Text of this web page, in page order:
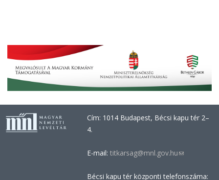
Cím: 1014 Budapest, Bécsi kapu tér 2–
4.
E-mail: titkarsag@mnl.gov.hu(link
e-
Bécsi kapu tér központi telefonszáma: